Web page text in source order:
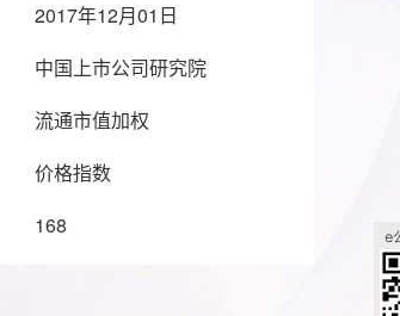
2017年12月01日
中国上市公司研究院
流通市值加权
价格指数
168